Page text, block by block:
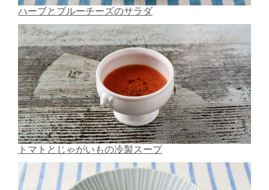
ハーブとブルーチーズのサラダ
トマトとじゃがいもの冷製スープ